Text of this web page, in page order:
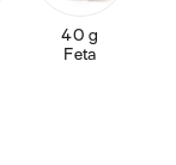
40 g
Feta